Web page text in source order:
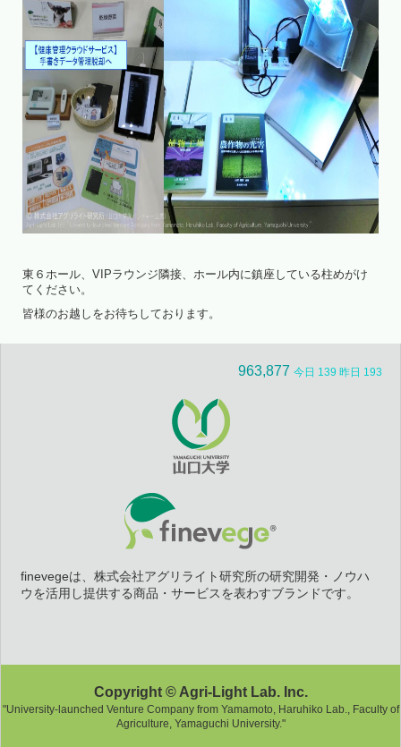
東６ホール、VIPラウンジ隣接、ホール内に鎮座している柱めがけ
てください。
皆様のお越しをお待ちしております。
963,877 今日 139 昨日 193
finevegeは、株式会社アグリライト研究所の研究開発・ノウハ
ウを活用し提供する商品・サービスを表わすブランドです。
Copyright © Agri-Light Lab. Inc.
"University-launched Venture Company from Yamamoto, Haruhiko Lab., Faculty of
Agriculture, Yamaguchi University."